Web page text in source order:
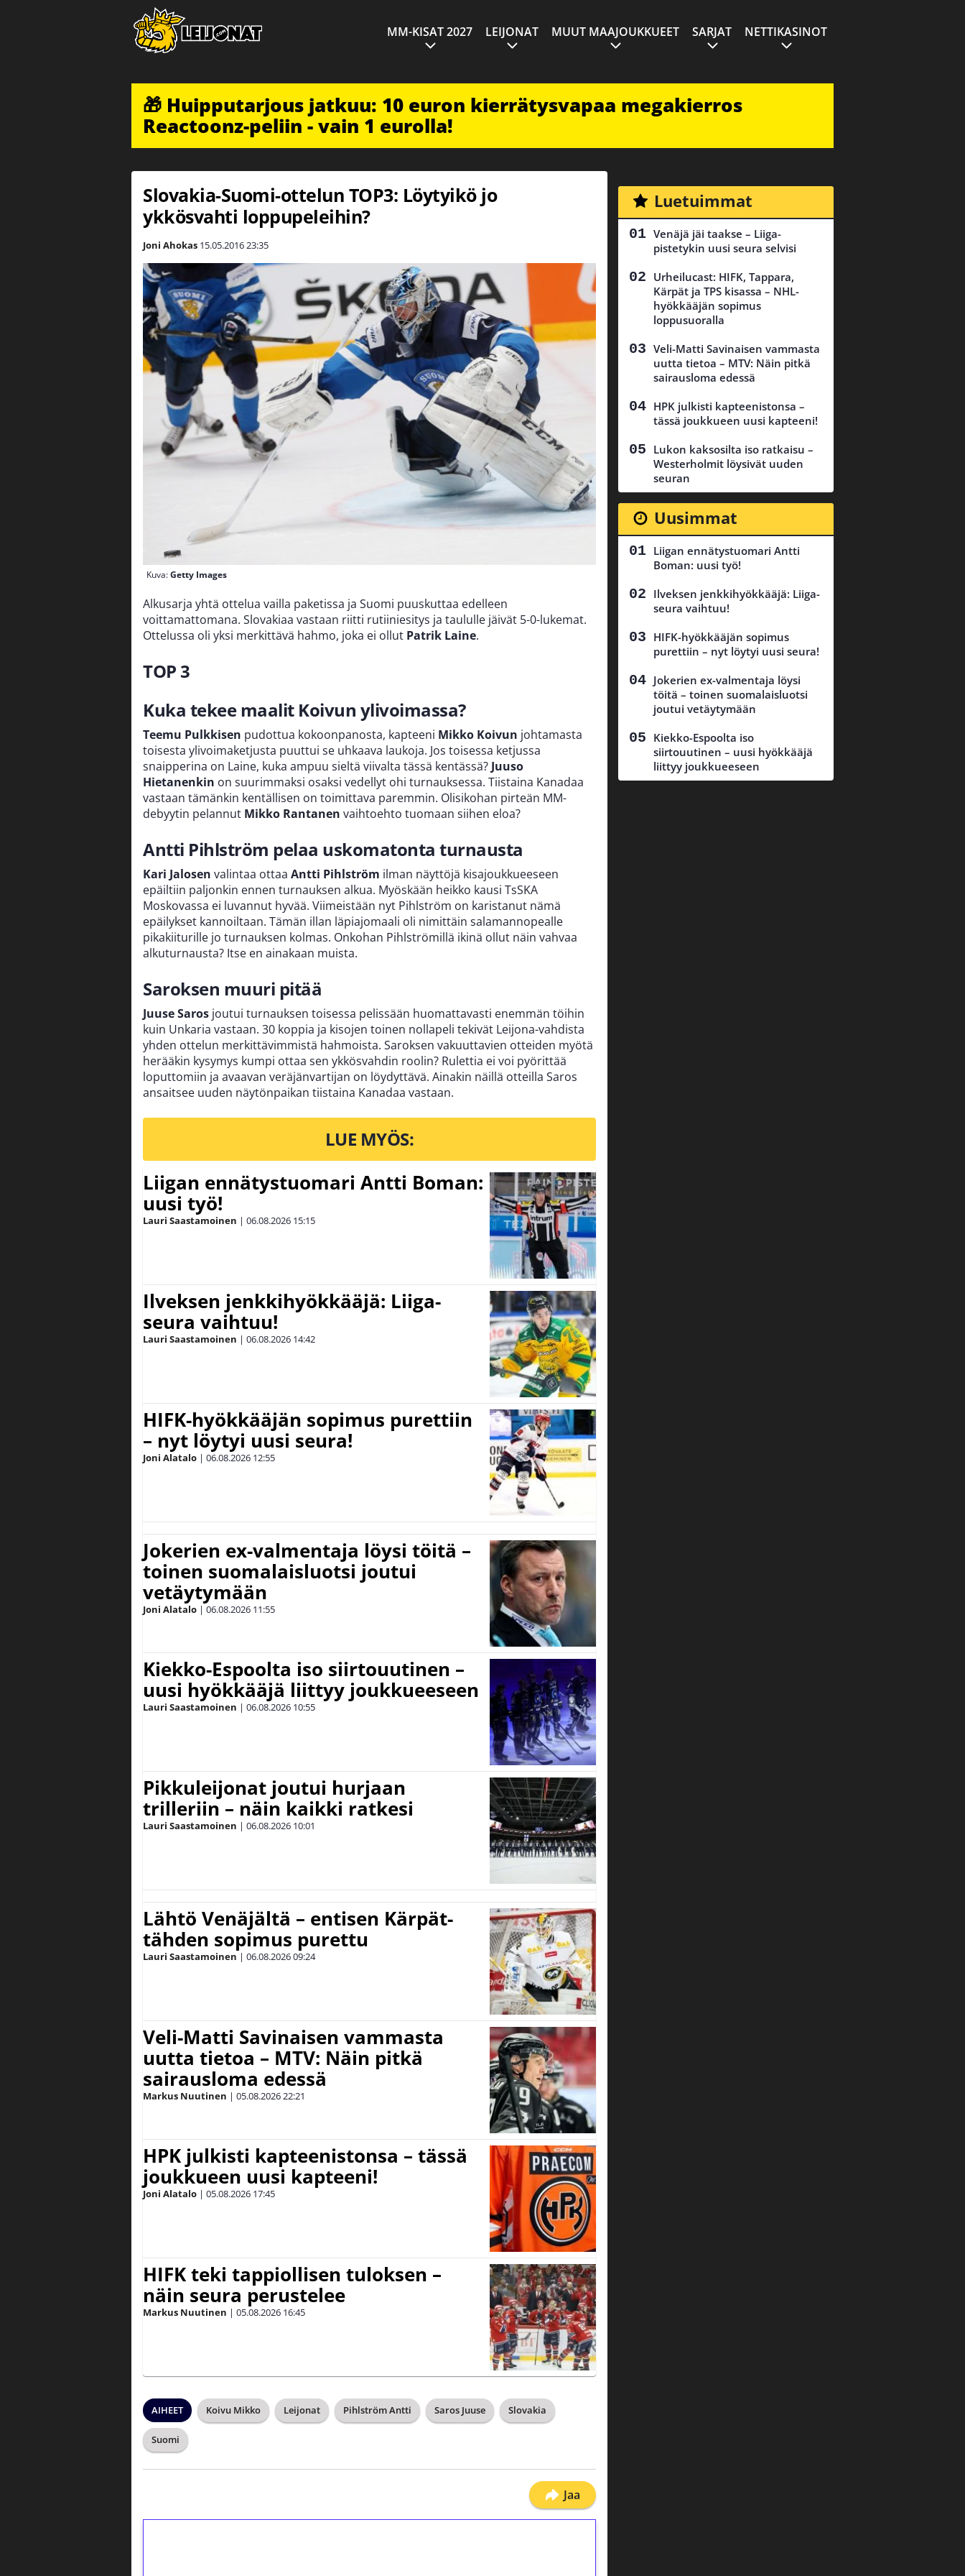
MM-KISAT 2027 LEIJONAT MUUT MAAJOUKKUEET SARJAT NETTIKASINOT
🎁 Huipputarjous jatkuu: 10 euron kierrätysvapaa megakierros
Reactoonz-peliin - vain 1 eurolla!
Slovakia-Suomi-ottelun TOP3: Löytyikö jo
ykkösvahti loppupeleihin?
Joni Ahokas 15.05.201623:35
Kuva:Getty Images
Alkusarja yhtä ottelua vailla paketissa ja Suomi puuskuttaa edelleen
voittamattomana. Slovakiaa vastaan riitti rutiiniesitys ja taululle jäivät 5-0-lukemat.
Ottelussa oli yksi merkittävä hahmo, joka ei ollut Patrik Laine.
TOP 3
Kuka tekee maalit Koivun ylivoimassa?
Teemu Pulkkisen pudottua kokoonpanosta, kapteeni Mikko Koivun johtamasta
toisesta ylivoimaketjusta puuttui se uhkaava laukoja. Jos toisessa ketjussa
snaipperina on Laine, kuka ampuu sieltä viivalta tässä kentässä? Juuso
Hietanenkin on suurimmaksi osaksi vedellyt ohi turnauksessa. Tiistaina Kanadaa
vastaan tämänkin kentällisen on toimittava paremmin. Olisikohan pirteän MM-
debyytin pelannut Mikko Rantanen vaihtoehto tuomaan siihen eloa?
Antti Pihlström pelaa uskomatonta turnausta
Kari Jalosen valintaa ottaa Antti Pihlström ilman näyttöjä kisajoukkueeseen
epäiltiin paljonkin ennen turnauksen alkua. Myöskään heikko kausi TsSKA
Moskovassa ei luvannut hyvää. Viimeistään nyt Pihlström on karistanut nämä
epäilykset kannoiltaan. Tämän illan läpiajomaali oli nimittäin salamannopealle
pikakiiturille jo turnauksen kolmas. Onkohan Pihlströmillä ikinä ollut näin vahvaa
alkuturnausta? Itse en ainakaan muista.
Saroksen muuri pitää
Juuse Saros joutui turnauksen toisessa pelissään huomattavasti enemmän töihin
kuin Unkaria vastaan. 30 koppia ja kisojen toinen nollapeli tekivät Leijona-vahdista
yhden ottelun merkittävimmistä hahmoista. Saroksen vakuuttavien otteiden myötä
herääkin kysymys kumpi ottaa sen ykkösvahdin roolin? Rulettia ei voi pyörittää
loputtomiin ja avaavan veräjänvartijan on löydyttävä. Ainakin näillä otteilla Saros
ansaitsee uuden näytönpaikan tiistaina Kanadaa vastaan.
LUE MYÖS:
Liigan ennätystuomari Antti Boman:
uusi työ!
Lauri Saastamoinen | 06.08.2026 15:15
Ilveksen jenkkihyökkääjä: Liiga-
seura vaihtuu!
Lauri Saastamoinen | 06.08.2026 14:42
HIFK-hyökkääjän sopimus purettiin
– nyt löytyi uusi seura!
Joni Alatalo | 06.08.2026 12:55
Jokerien ex-valmentaja löysi töitä –
toinen suomalaisluotsi joutui
vetäytymään
Joni Alatalo | 06.08.2026 11:55
Kiekko-Espoolta iso siirtouutinen –
uusi hyökkääjä liittyy joukkueeseen
Lauri Saastamoinen | 06.08.2026 10:55
Pikkuleijonat joutui hurjaan
trilleriin – näin kaikki ratkesi
Lauri Saastamoinen | 06.08.2026 10:01
Lähtö Venäjältä – entisen Kärpät-
tähden sopimus purettu
Lauri Saastamoinen | 06.08.202609:24
Veli-Matti Savinaisen vammasta
uutta tietoa – MTV: Näin pitkä
sairausloma edessä
Markus Nuutinen | 05.08.202622:21
HPK julkisti kapteenistonsa – tässä
joukkueen uusi kapteeni!
Joni Alatalo | 05.08.2026 17:45
HIFK teki tappiollisen tuloksen –
näin seura perustelee
Markus Nuutinen | 05.08.2026 16:45
AIHEET Koivu Mikko Leijonat Pihlström Antti Saros Juuse Slovakia
Suomi
Jaa
Luetuimmat
Venäjä jäi taakse – Liiga-
pistetykin uusi seura selvisi
Urheilucast: HIFK, Tappara,
Kärpät ja TPS kisassa – NHL-
hyökkääjän sopimus
loppusuoralla
Veli-Matti Savinaisen vammasta
uutta tietoa – MTV: Näin pitkä
sairausloma edessä
HPK julkisti kapteenistonsa –
tässä joukkueen uusi kapteeni!
Lukon kaksosilta iso ratkaisu –
Westerholmit löysivät uuden
seuran
Uusimmat
Liigan ennätystuomari Antti
Boman: uusi työ!
Ilveksen jenkkihyökkääjä: Liiga-
seura vaihtuu!
HIFK-hyökkääjän sopimus
purettiin – nyt löytyi uusi seura!
Jokerien ex-valmentaja löysi
töitä – toinen suomalaisluotsi
joutui vetäytymään
Kiekko-Espoolta iso
siirtouutinen – uusi hyökkääjä
liittyy joukkueeseen